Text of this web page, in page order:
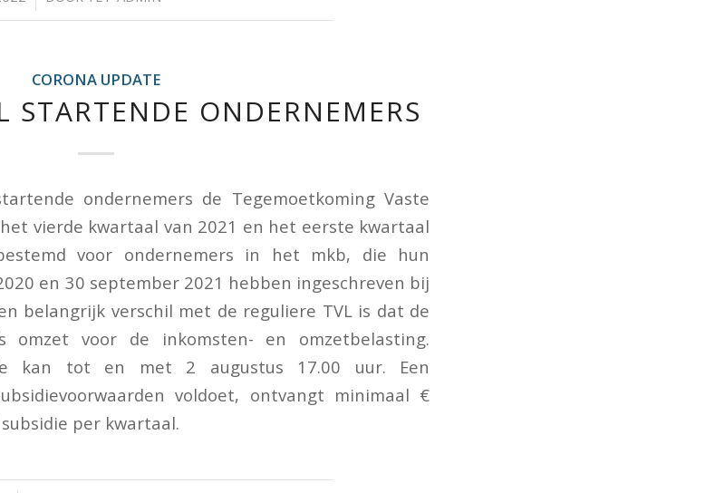
CORONA UPDATE
STARTENDE ONDERNEMERS
ondernemers de Tegemoetkoming Vaste
vierde kwartaal van 2021 en het eerste kwartaal
voor ondernemers in het mkb, die hun
en 30 september 2021 hebben ingeschreven bij
belangrijk verschil met de reguliere TVL is dat de
omzet voor de inkomsten- en omzetbelasting.
kan tot en met 2 augustus 17.00 uur. Een
voldoet, ontvangt minimaal €
per kwartaal.